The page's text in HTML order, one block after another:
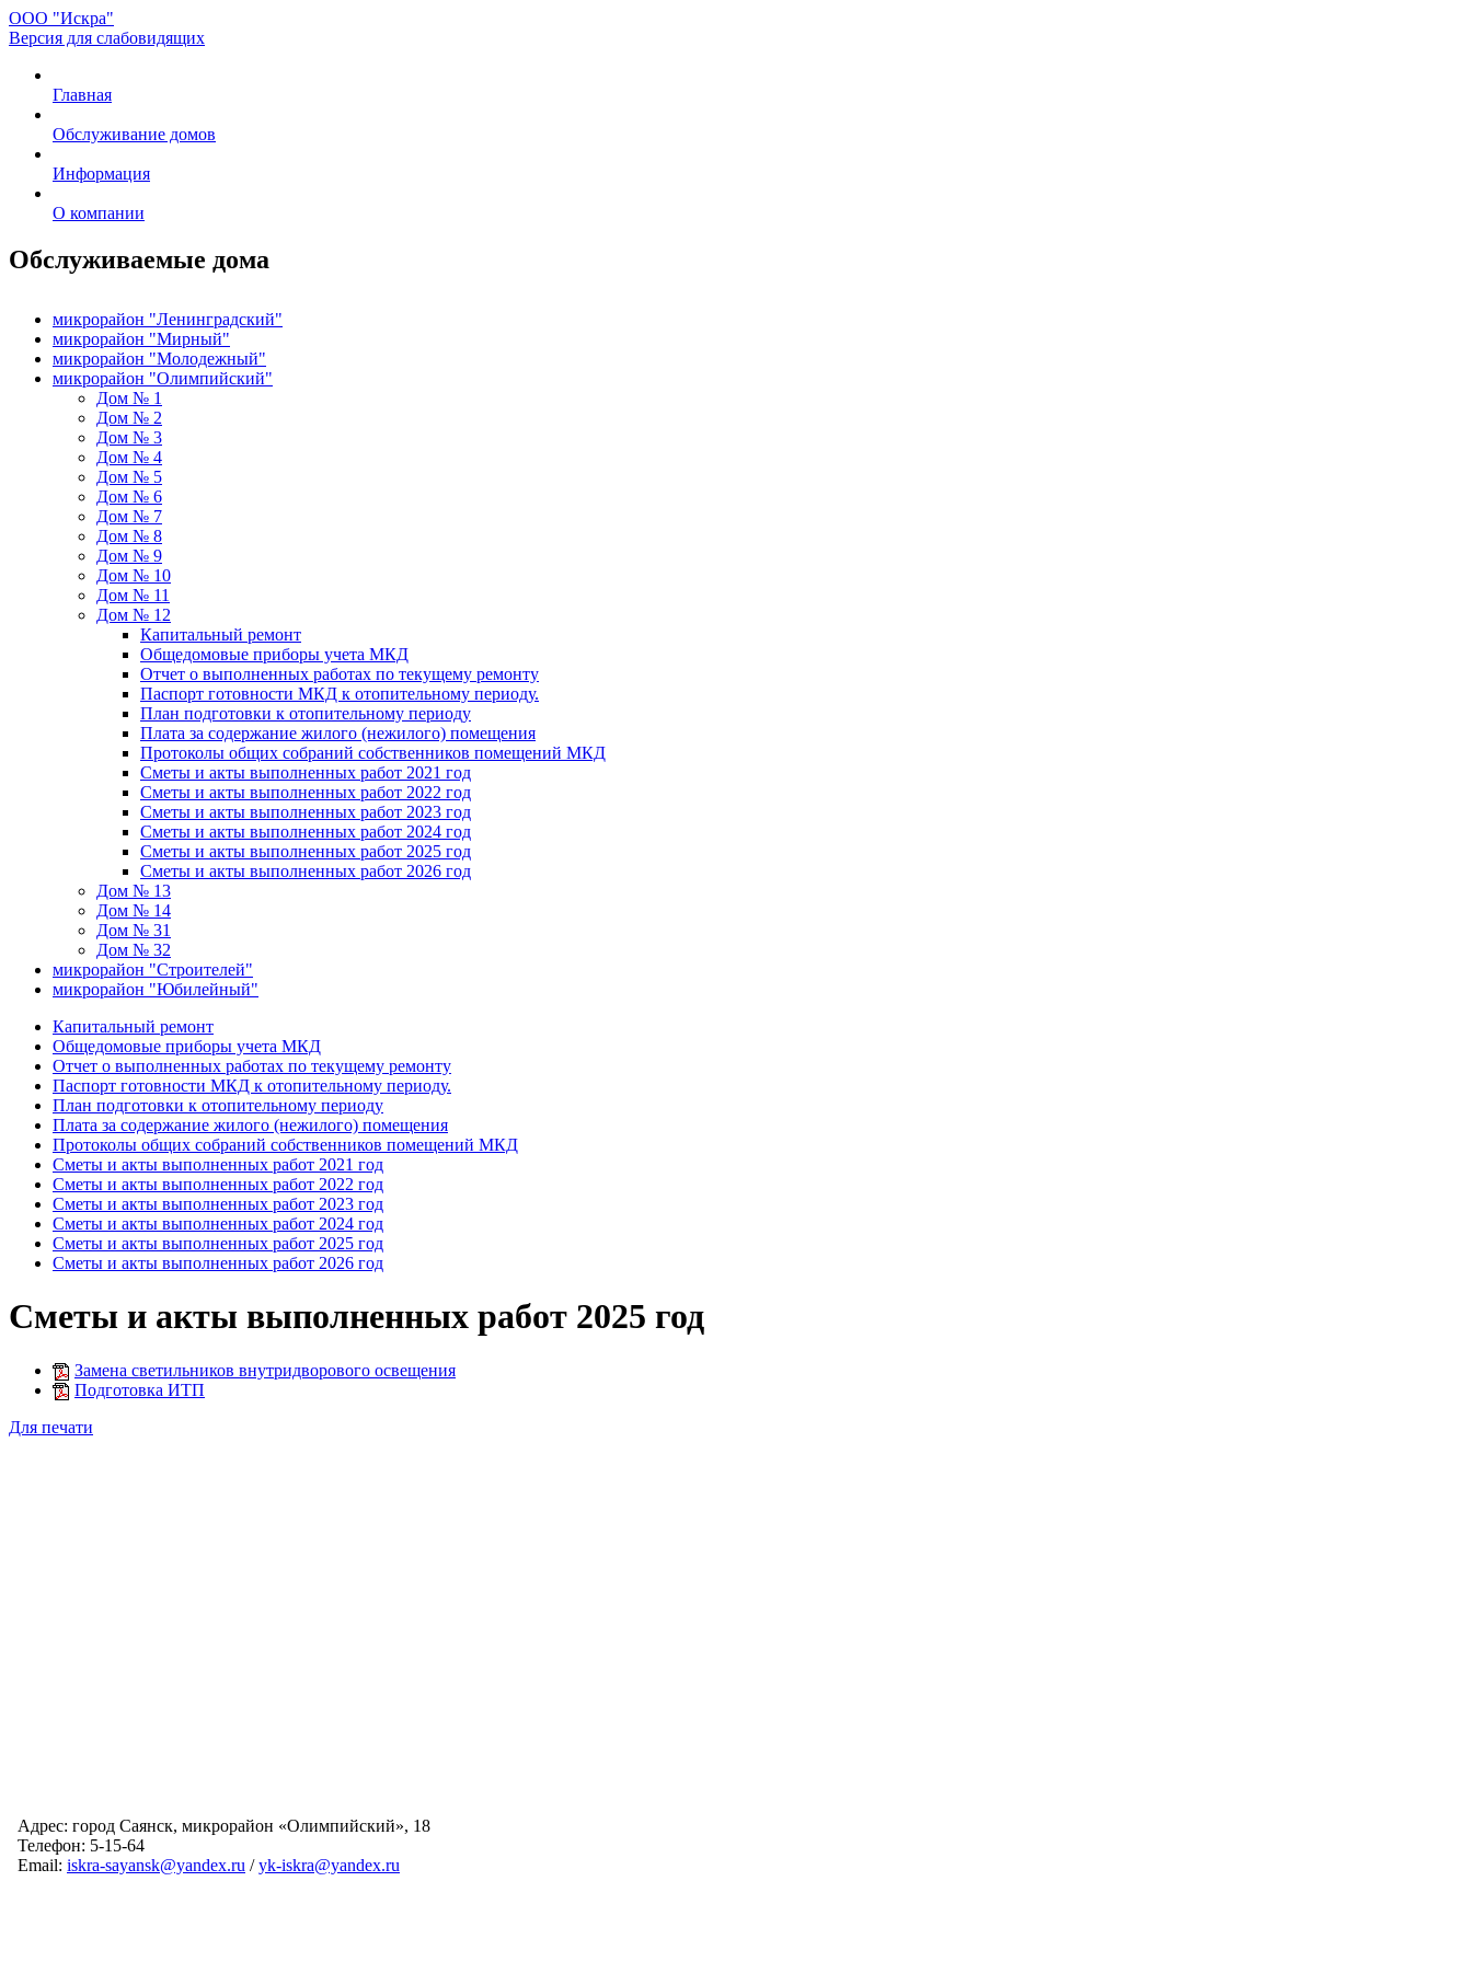
ООО "Искра"
Версия для слабовидящих
Главная
Обслуживание домов
Информация
О компании
Обслуживаемые дома
микрорайон "Ленинградский"
микрорайон "Мирный"
микрорайон "Молодежный"
микрорайон "Олимпийский"
Дом № 1
Дом № 2
Дом № 3
Дом № 4
Дом № 5
Дом № 6
Дом № 7
Дом № 8
Дом № 9
Дом № 10
Дом № 11
Дом № 12
Капитальный ремонт
Общедомовые приборы учета МКД
Отчет о выполненных работах по текущему ремонту
Паспорт готовности МКД к отопительному периоду.
План подготовки к отопительному периоду
Плата за содержание жилого (нежилого) помещения
Протоколы общих собраний собственников помещений МКД
Сметы и акты выполненных работ 2021 год
Сметы и акты выполненных работ 2022 год
Сметы и акты выполненных работ 2023 год
Сметы и акты выполненных работ 2024 год
Сметы и акты выполненных работ 2025 год
Сметы и акты выполненных работ 2026 год
Дом № 13
Дом № 14
Дом № 31
Дом № 32
микрорайон "Строителей"
микрорайон "Юбилейный"
Капитальный ремонт
Общедомовые приборы учета МКД
Отчет о выполненных работах по текущему ремонту
Паспорт готовности МКД к отопительному периоду.
План подготовки к отопительному периоду
Плата за содержание жилого (нежилого) помещения
Протоколы общих собраний собственников помещений МКД
Сметы и акты выполненных работ 2021 год
Сметы и акты выполненных работ 2022 год
Сметы и акты выполненных работ 2023 год
Сметы и акты выполненных работ 2024 год
Сметы и акты выполненных работ 2025 год
Сметы и акты выполненных работ 2026 год
Сметы и акты выполненных работ 2025 год
Замена светильников внутридворового освещения
Подготовка ИТП
Для печати
Адрес: город Саянск, микрорайон «Олимпийский», 18
Телефон: 5-15-64
Email: iskra-sayansk@yandex.ru /yk-iskra@yandex.ru